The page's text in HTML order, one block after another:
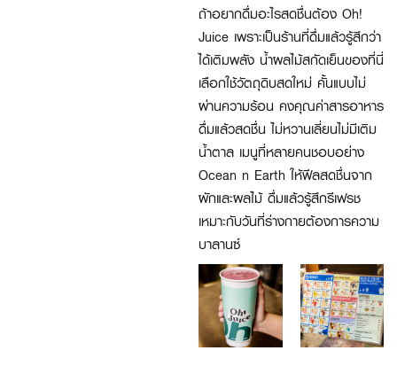
ถ้าอยากดื่มอะไรสดชื่นต้อง Oh!
Juice เพราะเป็นร้านที่ดื่มแล้วรู้สึกว่า
ได้เติมพลัง น้ำผลไม้สกัดเย็นของที่นี่
เลือกใช้วัตถุดิบสดใหม่ คั้นแบบไม่
ผ่านความร้อน คงคุณค่าสารอาหาร
ดื่มแล้วสดชื่น ไม่หวานเลี่ยนไม่มีเติม
น้ำตาล เมนูที่หลายคนชอบอย่าง
Ocean n Earth ให้ฟีลสดชื่นจาก
ผักและผลไม้ ดื่มแล้วรู้สึกรีเฟรช
เหมาะกับวันที่ร่างกายต้องการความ
บาลานซ์